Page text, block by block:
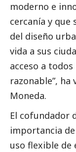
moderno e
cercanía y que
del diseño
vida a sus
acceso a
razonable”, ha
Moneda.
El cofundador
importancia
uso flexible de